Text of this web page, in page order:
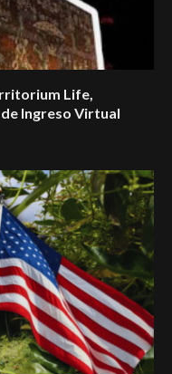
Life,
Ingreso Virtual